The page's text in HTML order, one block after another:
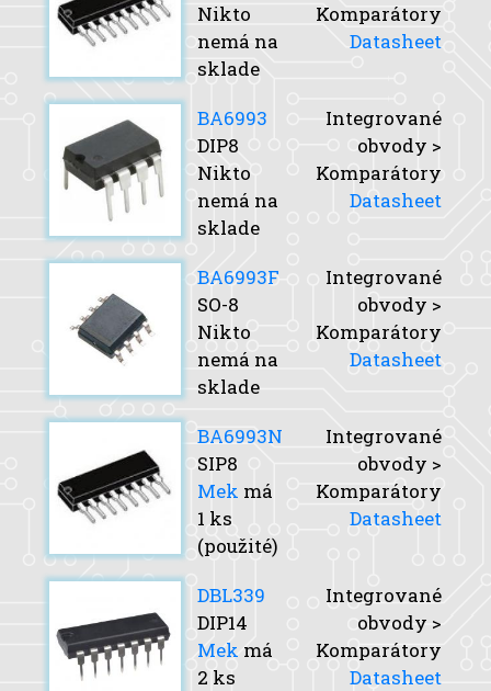
Nikto
nemá na
sklade
Komparátory
Datasheet
BA6993
DIP8
Nikto
nemá na
sklade
Integrované
obvody >
Komparátory
Datasheet
BA6993F
SO-8
Nikto
nemá na
sklade
Integrované
obvody >
Komparátory
Datasheet
BA6993N
SIP8
Mek má
1 ks
(použité)
Integrované
obvody >
Komparátory
Datasheet
DBL339
DIP14
Mek má
2 ks
Integrované
obvody >
Komparátory
Datasheet